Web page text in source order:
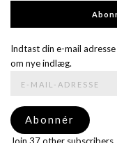
Indtast din e-mail
om nye indlæg.
mail-
adresse
Abonnér